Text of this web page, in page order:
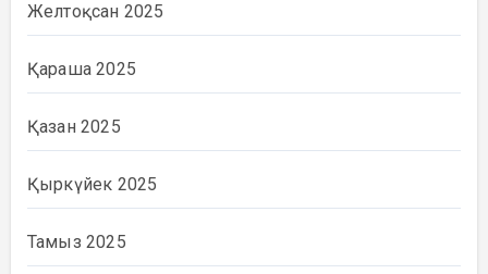
Желтоқсан 2025
Қараша 2025
Қазан 2025
Қыркүйек 2025
Тамыз 2025